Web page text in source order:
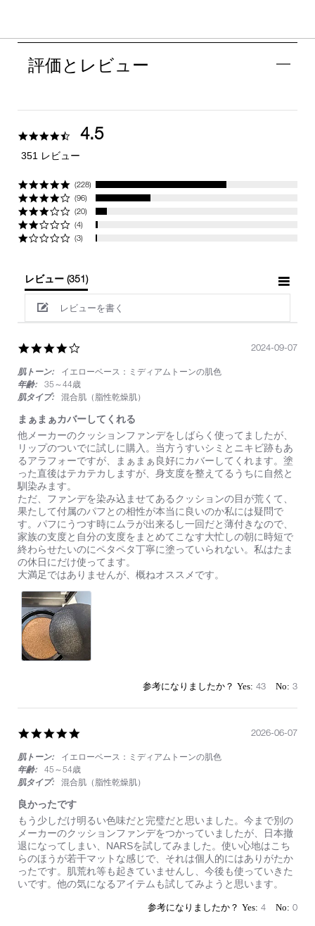
評価とレビュー
4.5
rating
4.5
351 レビュー
(228)
(96)
(20)
(4)
(3)
レビュー (351)
レビューを書く
rating
肌トーン:
イエローベース：ミディアムトーンの肌色
年齢:
35～44歳
肌タイプ:
混合肌（脂性乾燥肌）
まぁまぁカバーしてくれる
Review
by
on
7
Sep
2024
review
stating
ま
ぁ
ま
ぁ
カ
バ
ー
し
て
く
れ
る
他メーカーのクッションファンデをしばらく使ってましたが、
リップのついでに試しに購入。当方うすいシミとニキビ跡もあ
るアラフォーですが、まぁまぁ良好にカバーしてくれます。塗
った直後はテカテカしますが、身支度を整えてるうちに自然と
馴染みます。
ただ、ファンデを染み込ませてあるクッションの目が荒くて、
果たして付属のパフとの相性が本当に良いのか私には疑問で
す。パフにうつす時にムラが出来るし一回だと薄付きなので、
家族の支度と自分の支度をまとめてこなす大忙しの朝に時短で
終わらせたいのにペタペタ丁寧に塗っていられない。私はたま
の休日にだけ使ってます。
大満足ではありませんが、概ねオススメです。
2024-09-07
43 3
rating
肌トーン:
イエローベース：ミディアムトーンの肌色
年齢:
45～54歳
肌タイプ:
混合肌（脂性乾燥肌）
良かったです
Review
by
on
7
Jun
2026
review
stating
良
か
っ
た
で
もう少しだけ明るい色味だと完璧だと思いました。今まで別の
メーカーのクッションファンデをつかっていましたが、日本撤
退になってしまい、NARSを試してみました。使い心地はこち
らのほうが若干マットな感じで、それは個人的にはありがたか
ったです。肌荒れ等も起きていませんし、今後も使っていきた
いです。他の気になるアイテムも試してみようと思います。
2026-06-07
4 0